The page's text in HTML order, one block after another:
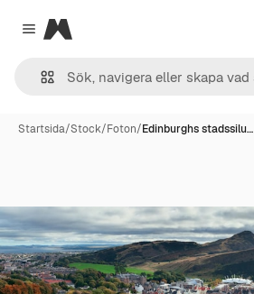
Close menu
Magnific
Startsida/Stock/Foton/Edinburghs stadssilu…